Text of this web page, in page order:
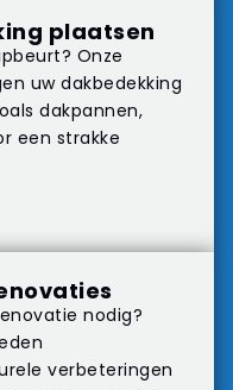
plaatsen
Onze
uw dakbedekking
dakpannen,
een strakke
nodig?
verbeteringen